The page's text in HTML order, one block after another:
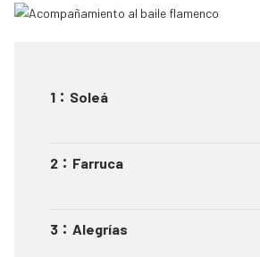
1 ： Soleá
2 ： Farruca
3 ： Alegrías